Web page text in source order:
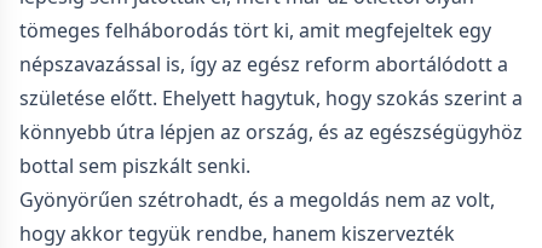
tömeges felháborodás tört ki, amit megfejeltek egy
népszavazással is, így az egész reform abortálódott a
születése előtt. Ehelyett hagytuk, hogy szokás szerint a
könnyebb útra lépjen az ország, és az egészségügyhöz
bottal sem piszkált senki.
Gyönyörűen szétrohadt, és a megoldás nem az volt,
hogy akkor tegyük rendbe, hanem kiszervezték